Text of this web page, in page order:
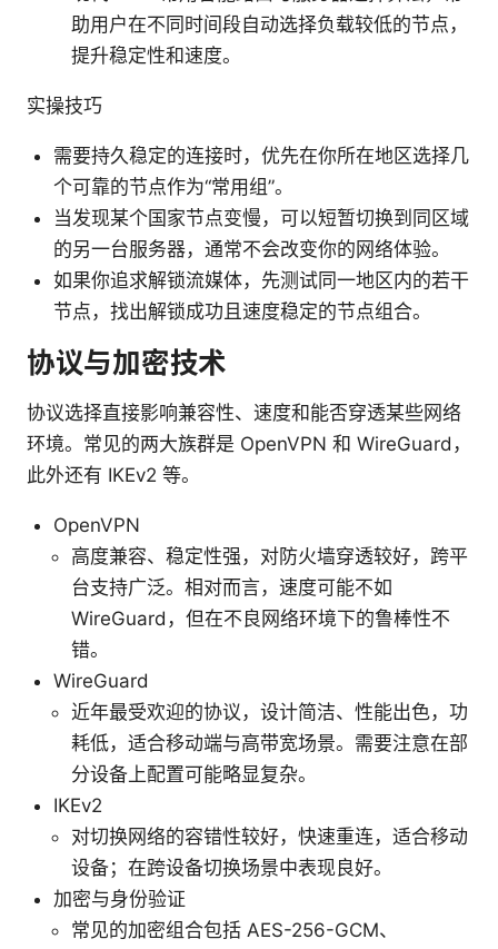
助用户在不同时间段自动选择负载较低的节点，
提升稳定性和速度。
实操技巧
需要持久稳定的连接时，优先在你所在地区选择几
个可靠的节点作为“常用组”。
当发现某个国家节点变慢，可以短暂切换到同区域
的另一台服务器，通常不会改变你的网络体验。
如果你追求解锁流媒体，先测试同一地区内的若干
节点，找出解锁成功且速度稳定的节点组合。
协议与加密技术
协议选择直接影响兼容性、速度和能否穿透某些网络
环境。常见的两大族群是 OpenVPN 和 WireGuard，
此外还有 IKEv2 等。
OpenVPN
高度兼容、稳定性强，对防火墙穿透较好，跨平
台支持广泛。相对而言，速度可能不如
WireGuard，但在不良网络环境下的鲁棒性不
错。
WireGuard
近年最受欢迎的协议，设计简洁、性能出色，功
耗低，适合移动端与高带宽场景。需要注意在部
分设备上配置可能略显复杂。
IKEv2
对切换网络的容错性较好，快速重连，适合移动
设备；在跨设备切换场景中表现良好。
加密与身份验证
常见的加密组合包括 AES-256-GCM、